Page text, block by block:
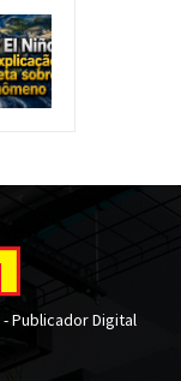
Publicador Digital